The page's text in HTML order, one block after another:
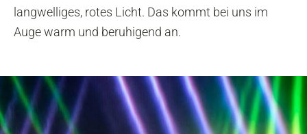
langwelliges, rotes Licht. Das kommt bei uns im
Auge warm und beruhigend an.